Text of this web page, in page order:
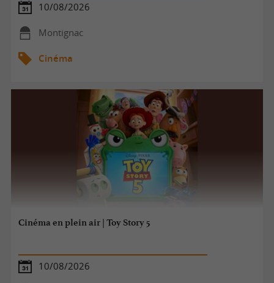
10/08/2026
Montignac
Cinéma
Cinéma en plein air | Toy Story 5
10/08/2026